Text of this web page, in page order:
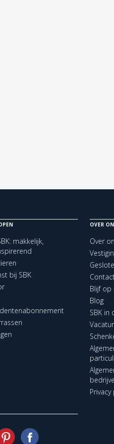
makkelijk,
bij SBK
OVER
Over
Blijf op
Blog
SBK in